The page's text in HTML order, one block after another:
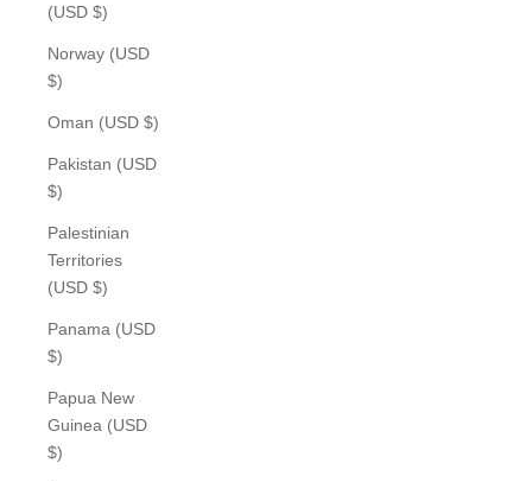
(USD $)
Norway (USD
$)
Oman (USD $)
Pakistan (USD
$)
Palestinian
Territories
(USD $)
Panama (USD
$)
Papua New
Guinea (USD
$)